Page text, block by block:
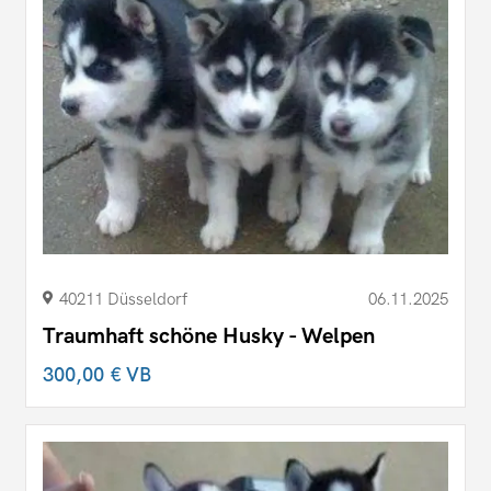
40211 Düsseldorf 06.11.2025
Traumhaft schöne Husky - Welpen
300,00 €VB